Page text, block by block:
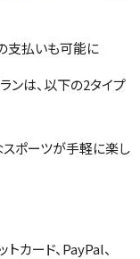
支払いも可能に
ンは、以下の2タイプ
ポーツが手軽に楽し
カード、PayPal、